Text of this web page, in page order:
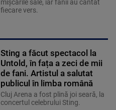
mișcările sale, iar fanii au cântat
fiecare vers.
Sting a făcut spectacol la
Untold, în fața a zeci de mii
de fani. Artistul a salutat
publicul în limba română
Cluj Arena a fost plină joi seară, la
concertul celebrului Sting.